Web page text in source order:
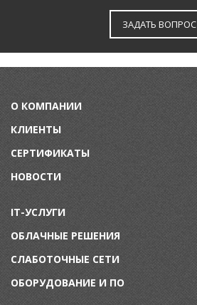
ЗАДАТЬ ВОПРОС
О КОМПАНИИ
КЛИЕНТЫ
СЕРТИФИКАТЫ
НОВОСТИ
IT-УСЛУГИ
ОБЛАЧНЫЕ РЕШЕНИЯ
СЛАБОТОЧНЫЕ СЕТИ
ОБОРУДОВАНИЕ И ПО